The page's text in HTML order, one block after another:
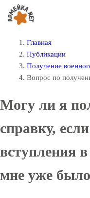
Главная
Публикации
Получение
Вопрос по
Могу ли я
справку,
вступления
мне уже